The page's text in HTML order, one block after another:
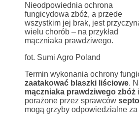
Nieodpowiednia ochrona
fungicydowa zbóż, a przede
wszystkim jej brak, jest
wielu chorób – na przykład
mączniaka prawdziwego.
fot. Sumi Agro Poland
Termin wykonania ochrony
zaatakować blaszki liściowe.
mączniaka prawdziwego zbóżi
porażone przez sprawców
mogą grzyby odpowiedzialne za